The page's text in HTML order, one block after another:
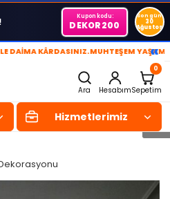
Kupon kodu:
DEKOR200
Son gün
30
Ağustos
KÂRDASINIZ.MUHTEŞEM YAŞAM «
Ara Hesabım
0
Sepetim
Hizmetlerimiz